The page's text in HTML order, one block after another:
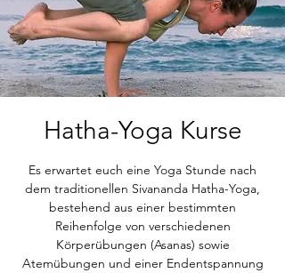
Hatha-Yoga Kurse
Es erwartet euch eine Yoga Stunde nach
dem traditionellen Sivananda Hatha-Yoga,
bestehend aus einer bestimmten
Reihenfolge von verschiedenen
Körperübungen (Asanas) sowie
Atemübungen und einer Endentspannung